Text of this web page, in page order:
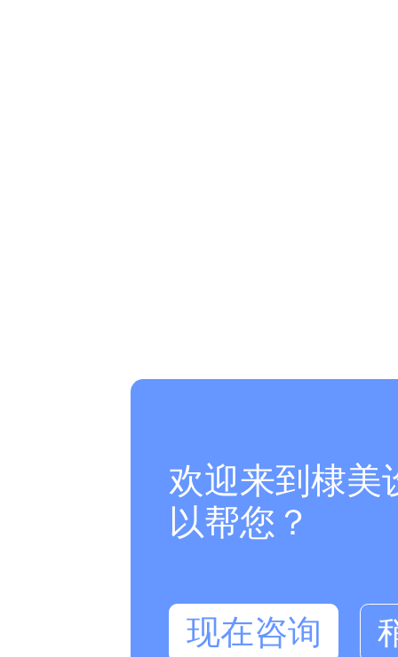
欢迎来到棣美
以帮您？
现在咨询